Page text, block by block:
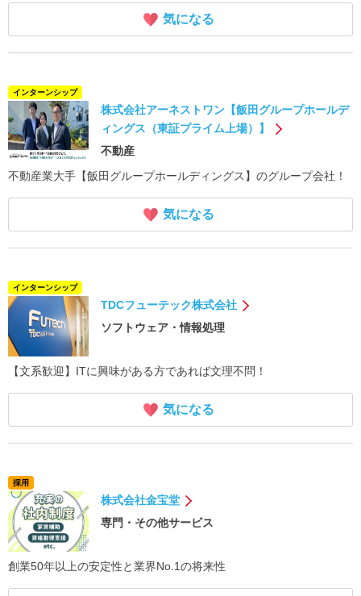
気になる
インターンシップ
株式会社アーネストワン【飯田グループホールデ
ィングス（東証プライム上場）】
不動産
不動産業大手【飯田グループホールディングス】のグループ会社！
気になる
インターンシップ
TDCフューテック株式会社
ソフトウェア・情報処理
【文系歓迎】ITに興味がある方であれば文理不問！
気になる
採用
株式会社金宝堂
専門・その他サービス
創業50年以上の安定性と業界No.1の将来性